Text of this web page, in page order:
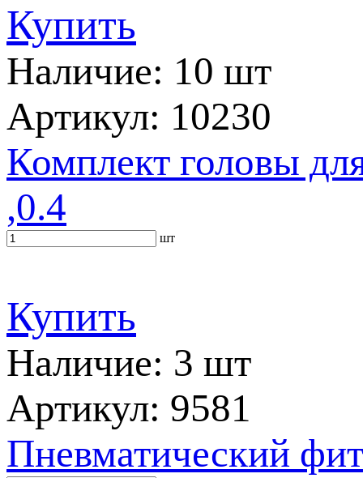
Купить
Наличие: 10 шт
Артикул: 10230
Комплект головы
,0.4
шт
Купить
Наличие: 3 шт
Артикул: 9581
Пневматический